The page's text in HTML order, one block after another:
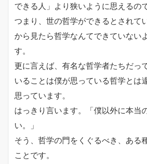
できる人」より狭いように思えるので
つまり、世の哲学ができるとされて
から見たら哲学なんてできていない
す。
更に言えば、有名な哲学者たちだって
いることは僕が思っている哲学とは
思っています。
はっきり言います。「僕以外に本当
い。」
そう、哲学の門をくぐるべき、ある
ことです。